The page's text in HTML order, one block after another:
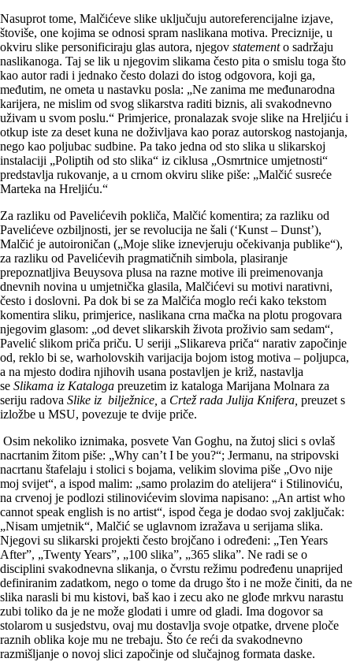
Nasuprot tome, Malčićeve slike uključuju autoreferencijalne izjave,
štoviše, one kojima se odnosi spram naslikana motiva. Preciznije, u
okviru slike personificiraju glas autora, njegov statemento sadržaju
naslikanoga. Taj se lik u njegovim slikama često pita o smislu toga što
kao autor radi i jednako često dolazi do istog odgovora, koji ga,
međutim, ne ometa u nastavku posla: „Ne zanima me međunarodna
karijera, ne mislim od svog slikarstva raditi biznis, ali svakodnevno
uživam u svom poslu.“ Primjerice, pronalazak svoje slike na Hreljiću i
otkup iste za deset kuna ne doživljava kao poraz autorskog nastojanja,
nego kao poljubac sudbine. Pa tako jedna od sto slika u slikarskoj
instalaciji „Poliptih od sto slika“ iz ciklusa „Osmrtnice umjetnosti“
predstavlja rukovanje, a u crnom okviru slike piše: „Malčić susreće
Marteka na Hreljiću.“
Za razliku od Pavelićevih pokliča, Malčić komentira; za razliku od
Pavelićeve ozbiljnosti, jer se revolucija ne šali (‘Kunst – Dunst’),
Malčić je autoironičan („Moje slike iznevjeruju očekivanja publike“),
za razliku od Pavelićevih pragmatičnih simbola, plasiranje
prepoznatljiva Beuysova plusa na razne motive ili preimenovanja
dnevnih novina u umjetnička glasila, Malčićevi su motivi narativni,
često i doslovni. Pa dok bi se za Malčića moglo reći kako tekstom
komentira sliku, primjerice, naslikana crna mačka na plotu progovara
njegovim glasom: „od devet slikarskih života proživio sam sedam“,
Pavelić slikom priča priču. U seriji „Slikareva priča“ narativ započinje
od, reklo bi se, warholovskih varijacija bojom istog motiva – poljupca,
a na mjesto dodira njihovih usana postavljen je križ, nastavlja
se Slikama iz Kataloga preuzetim iz kataloga Marijana Molnara za
seriju radova Slike iz bilježnice a Crtež rada Julija Knifera preuzet s
izložbe u MSU, povezuje te dvije priče.
Osim nekoliko iznimaka, posvete Van Goghu, na žutoj slici s ovlaš
nacrtanim žitom piše: „Why can’t I be you?“; Jermanu, na stripovski
nacrtanu štafelaju i stolici s bojama, velikim slovima piše „Ovo nije
moj svijet“, a ispod malim: „samo prolazim do atelijera“ i Stilinoviću,
na crvenoj je podlozi stilinovićevim slovima napisano: „An artist who
cannot speak english is no artist“, ispod čega je dodao svoj zaključak:
„Nisam umjetnik“, Malčić se uglavnom izražava u serijama slika.
Njegovi su slikarski projekti često brojčano i određeni: „Ten Years
After”, „Twenty Years”, „100 slika”, „365 slika”. Ne radi se o
disciplini svakodnevna slikanja, o čvrstu režimu podređenu unaprijed
definiranim zadatkom, nego o tome da drugo što i ne može činiti, da ne
slika narasli bi mu kistovi, baš kao i zecu ako ne glođe mrkvu narastu
zubi toliko da je ne može glodati i umre od gladi. Ima dogovor sa
stolarom u susjedstvu, ovaj mu dostavlja svoje otpatke, drvene ploče
raznih oblika koje mu ne trebaju. Što će reći da svakodnevno
razmišljanje o novoj slici započinje od slučajnog formata daske.